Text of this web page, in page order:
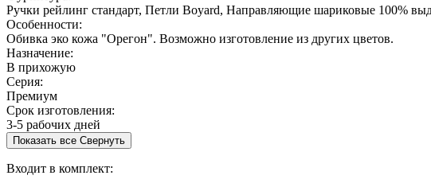
Ручки рейлинг стандарт, Петли Boyard, Направляющие шариковые 100%
Особенности:
Обивка эко кожа "Орегон". Возможно изготовление из других цветов.
Назначение:
В прихожую
Серия:
Премиум
Срок изготовления:
3-5 рабочих дней
Показать все Свернуть
Входит в комплект: